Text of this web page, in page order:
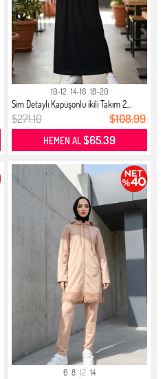
10-12 14-16 18-20
Sim Detaylı Kapüşonlu ikili Takım 2...
$271.10 $108.99
HEMEN AL$65.39
6 8 12 14